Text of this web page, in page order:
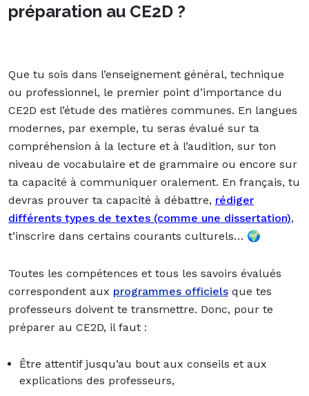
préparation au CE2D ?
Que tu sois dans l’enseignement général, technique
ou professionnel, le premier point d’importance du
CE2D est l’étude des matières communes. En langues
modernes, par exemple, tu seras évalué sur ta
compréhension à la lecture et à l’audition, sur ton
niveau de vocabulaire et de grammaire ou encore sur
ta capacité à communiquer oralement. En français, tu
devras prouver ta capacité à débattre, rédiger
différents types de textes (comme une dissertation),
t’inscrire dans certains courants culturels… 🌍
Toutes les compétences et tous les savoirs évalués
correspondent aux programmes officiels que tes
professeurs doivent te transmettre. Donc, pour te
préparer au CE2D, il faut :
Être attentif jusqu’au bout aux conseils et aux
explications des professeurs,